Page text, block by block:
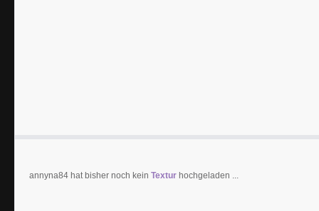
annyna84 hat bisher noch kein Textur hochgeladen ...